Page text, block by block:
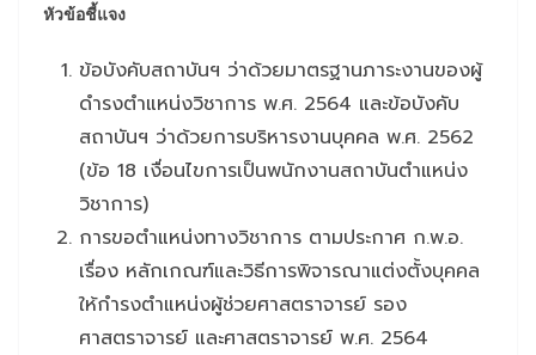
หัวข้อชี้แจง
ข้อบังคับสถาบันฯ ว่าด้วยมาตรฐานภาระงานของผู้
ดำรงตำแหน่งวิชาการ พ.ศ. 2564 และข้อบังคับ
สถาบันฯ ว่าด้วยการบริหารงานบุคคล พ.ศ. 2562
(ข้อ 18 เงื่อนไขการเป็นพนักงานสถาบันตำแหน่ง
วิชาการ)
การขอตำแหน่งทางวิชาการ ตามประกาศ ก.พ.อ.
เรื่อง หลักเกณฑ์และวิธีการพิจารณาแต่งตั้งบุคคล
ให้กำรงตำแหน่งผู้ช่วยศาสตราจารย์ รอง
ศาสตราจารย์ และศาสตราจารย์ พ.ศ. 2564